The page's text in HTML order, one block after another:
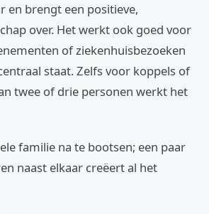
en brengt een positieve,
over. Het werkt ook goed voor
of ziekenhuisbezoeken
staat. Zelfs voor koppels of
twee of drie personen werkt het
familie na te bootsen; een paar
naast elkaar creëert al het